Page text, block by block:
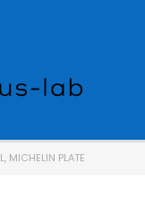
MICHELIN PLATE